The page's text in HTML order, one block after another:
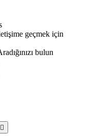
geçmek için
bulun
